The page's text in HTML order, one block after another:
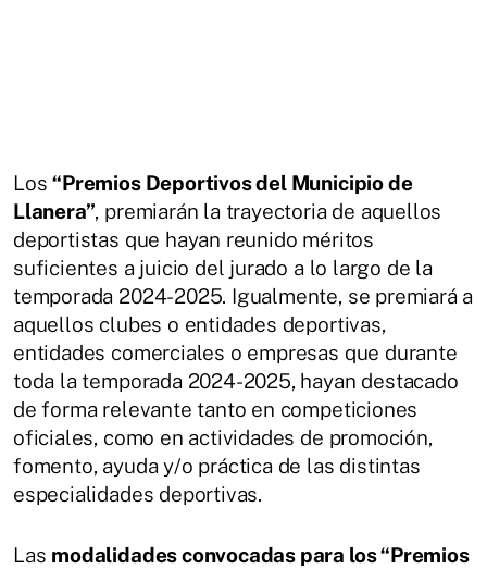
Los“Premios Deportivos del Municipio de
Llanera”, premiarán la trayectoria de aquellos
deportistas que hayan reunido méritos
suficientes a juicio del jurado a lo largo de la
temporada 2024-2025. Igualmente, se premiará a
aquellos clubes o entidades deportivas,
entidades comerciales o empresas que durante
toda la temporada 2024-2025, hayan destacado
de forma relevante tanto en competiciones
oficiales, como en actividades de promoción,
fomento, ayuda y/o práctica de las distintas
especialidades deportivas.
Las modalidades convocadas para los “Premios